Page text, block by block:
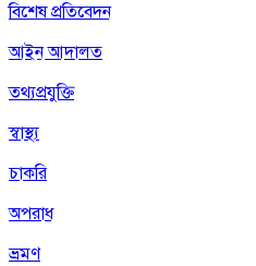
বিশেষ প্রতিবেদন
আইন আদালত
তথ্যপ্রযুক্তি
স্বাস্থ্য
চাকরি
অপরাধ
ভ্রমণ